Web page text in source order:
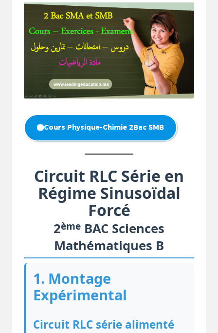
Cours Physique-Chimie 2Bac SMB
Circuit RLC Série en
Régime Sinusoïdal
Forcé
2ème BAC Sciences
Mathématiques B
1. Montage
Expérimental
Circuit RLC série alimenté